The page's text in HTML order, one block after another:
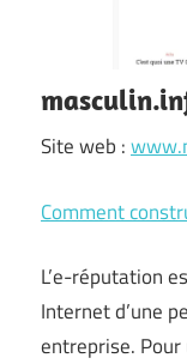
Site web :
Comment
L’e-réputation
Internet d’une
entreprise.